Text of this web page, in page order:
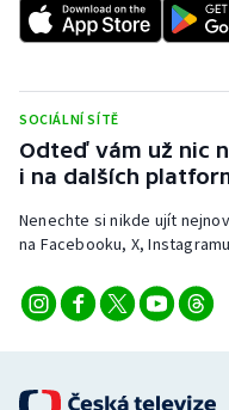
SOCIÁLNÍ SÍTĚ
Odteď vám už nic
i na dalších
Nenechte si nikde ujít
na Facebooku, X,